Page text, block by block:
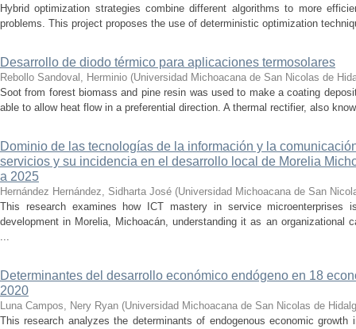
Hybrid optimization strategies combine different algorithms to more
problems. This project proposes the use of deterministic optimization
Desarrollo de diodo térmico para aplicaciones termosolares
Rebollo Sandoval, Herminio (Universidad Michoacana de San Nicolas de
Soot from forest biomass and pine resin was used to make a coating
able to allow heat flow in a preferential direction. A thermal rectifier, also
Dominio de las tecnologías de la información y la
servicios y su incidencia en el desarrollo local de Morelia
a 2025
Hernández Hernández, Sidharta José (Universidad Michoacana de San
This research examines how ICT mastery in service
development in Morelia, Michoacán, understanding it as an organizational
...
Determinantes del desarrollo económico endógeno en 18
2020
Luna Campos, Nery Ryan (Universidad Michoacana de San Nicolas de
This research analyzes the determinants of endogenous economic growth